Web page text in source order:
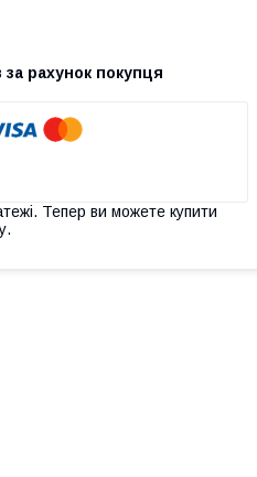
за рахунок покупця
Тепер ви можете купити